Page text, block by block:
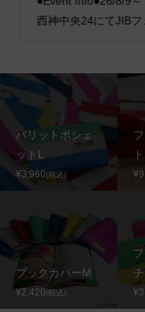
西神中央24にてJIBフ
バリットポシェ
ットL
¥3,960(税込)
ブックカバーM
¥2,420(税込)
チ